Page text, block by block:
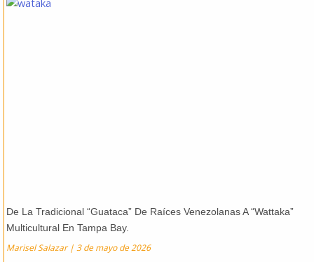
De La Tradicional “Guataca” De Raíces Venezolanas A “Wattaka”
Multicultural En Tampa Bay.
Marisel Salazar 3 de mayo de 2026